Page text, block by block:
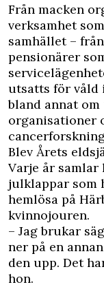
Från macken
verksamhet
samhället –
pensionärer
utsatts för våld
bland annat
organisationer
Blev Årets
Varje år
julklappar som
hemlösa på
kvinnojouren.
– Jag brukar
ner på en
den upp. Det
hon.